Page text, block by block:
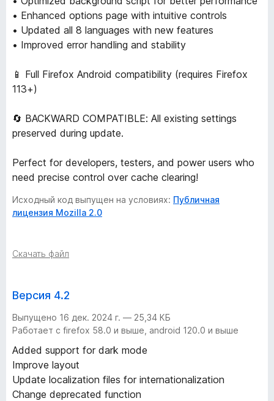
• Enhanced options page with intuitive controls
• Updated all 8 languages with new features
• Improved error handling and stability
📱 Full Firefox Android compatibility (requires Firefox
113+)
🔄 BACKWARD COMPATIBLE: All existing settings
preserved during update.
Perfect for developers, testers, and power users who
need precise control over cache clearing!
Исходный код выпущен на условиях: Публичная
лицензия Mozilla 2.0
Скачать файл
Версия 4.2
Выпущено 16 дек. 2024 г. — 25,34 КБ
Работает с firefox 58.0 и выше, android 120.0 и выше
Added support for dark mode
Improve layout
Update localization files for internationalization
Change deprecated function